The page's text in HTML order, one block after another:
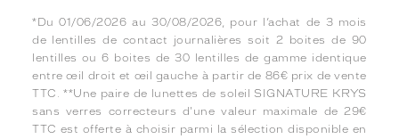
*Du 01/06/2026 au 30/08/2026, pour l’achat de 3 mois
de lentilles de contact journalières soit 2 boites de 90
lentilles ou 6 boites de 30 lentilles de gamme identique
entre œil droit et œil gauche à partir de 86€ prix de vente
TTC. **Une paire de lunettes de soleil SIGNATURE KRYS
sans verres correcteurs d'une valeur maximale de 29€
TTC est offerte à choisir parmi la sélection disponible en